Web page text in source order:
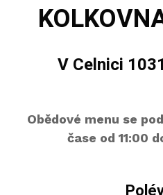
V Celnici
Obědové menu se
čase od 11:00